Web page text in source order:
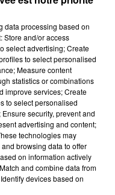
derniers jours à
a subi 4
dernière, avec des
et des tirs de
l’ordre. Deux jeunes
à vue.
data processing based on
Store and/or access
select advertising; Create
to select personalised
Measure content
statistics or combinations
improve services; Create
to select personalised
security, prevent and
advertising and content;
technologies may
browsing data to offer
on information actively
and combine data from
devices based on